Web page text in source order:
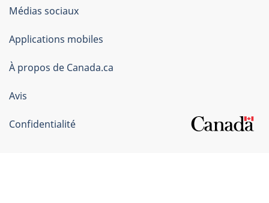
Organisation
du
gouvernement
du
Canada
Médias sociaux
Applications mobiles
À propos de Canada.ca
Avis
Confidentialité